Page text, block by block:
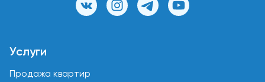
Услуги
Продажа квартир